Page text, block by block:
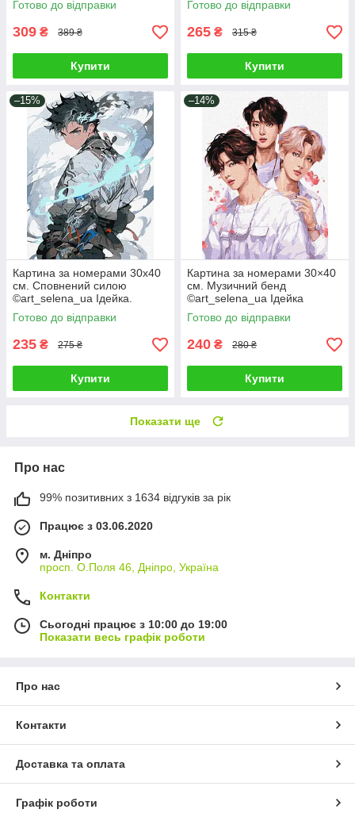
Готово до відправки
309 ₴ 389 ₴
Купити
Готово до відправки
265 ₴ 315 ₴
Купити
–15%
Картина за номерами 30х40
см. Сповнений силою
©art_selena_ua Ідейка.
KHO8387
Готово до відправки
235 ₴ 275 ₴
Купити
–14%
Картина за номерами 30×40
см. Музичний бенд
©art_selena_ua Ідейка
КНО8394
Готово до відправки
240 ₴ 280 ₴
Купити
Показати ще
Про нас
99% позитивних з 1634 відгуків за рік
Працює з 03.06.2020
м. Дніпро
просп. О.Поля 46, Дніпро, Україна
Контакти
Сьогодні працює з 10:00 до 19:00
Показати весь графік роботи
Про нас
Контакти
Доставка та оплата
Графік роботи